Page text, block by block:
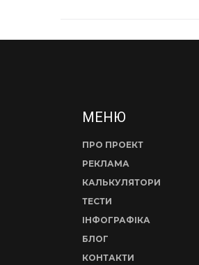
МЕНЮ
ПРО ПРОЕКТ
РЕКЛАМА
КАЛЬКУЛЯТОРИ
ТЕСТИ
ІНФОГРАФІКА
БЛОГ
КОНТАКТИ